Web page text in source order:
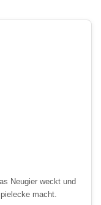
Neugier weckt und
macht.